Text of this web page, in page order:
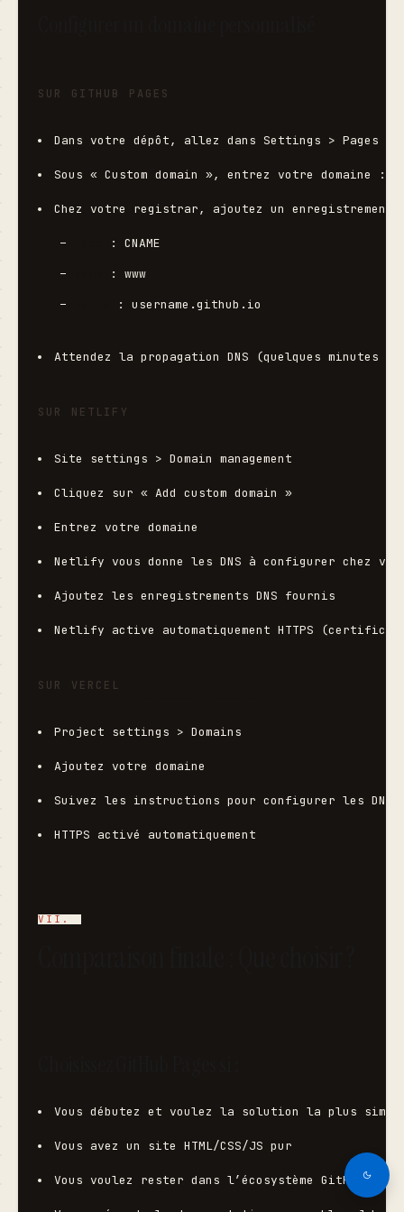
SUR GITHUB PAGES
Dans votre dépôt, allez dans Settings > Pages
Sous « Custom domain », entrez votre domaine :
Chez votre registrar, ajoutez un enregistrement
   –
: CNAME
   –
: www
   –
: username.github.io
Attendez la propagation DNS (quelques minutes à
SUR NETLIFY
Site settings > Domain management
Cliquez sur « Add custom domain »
Entrez votre domaine
Netlify vous donne les DNS à configurer chez
Ajoutez les enregistrements DNS fournis
Netlify active automatiquement HTTPS
SUR VERCEL
Project settings > Domains
Ajoutez votre domaine
Suivez les instructions pour configurer les DNS
HTTPS activé automatiquement
Vous débutez et voulez la solution la plus
Vous avez un site HTML/CSS/JS pur
Vous voulez rester dans l’écosystème GitHub